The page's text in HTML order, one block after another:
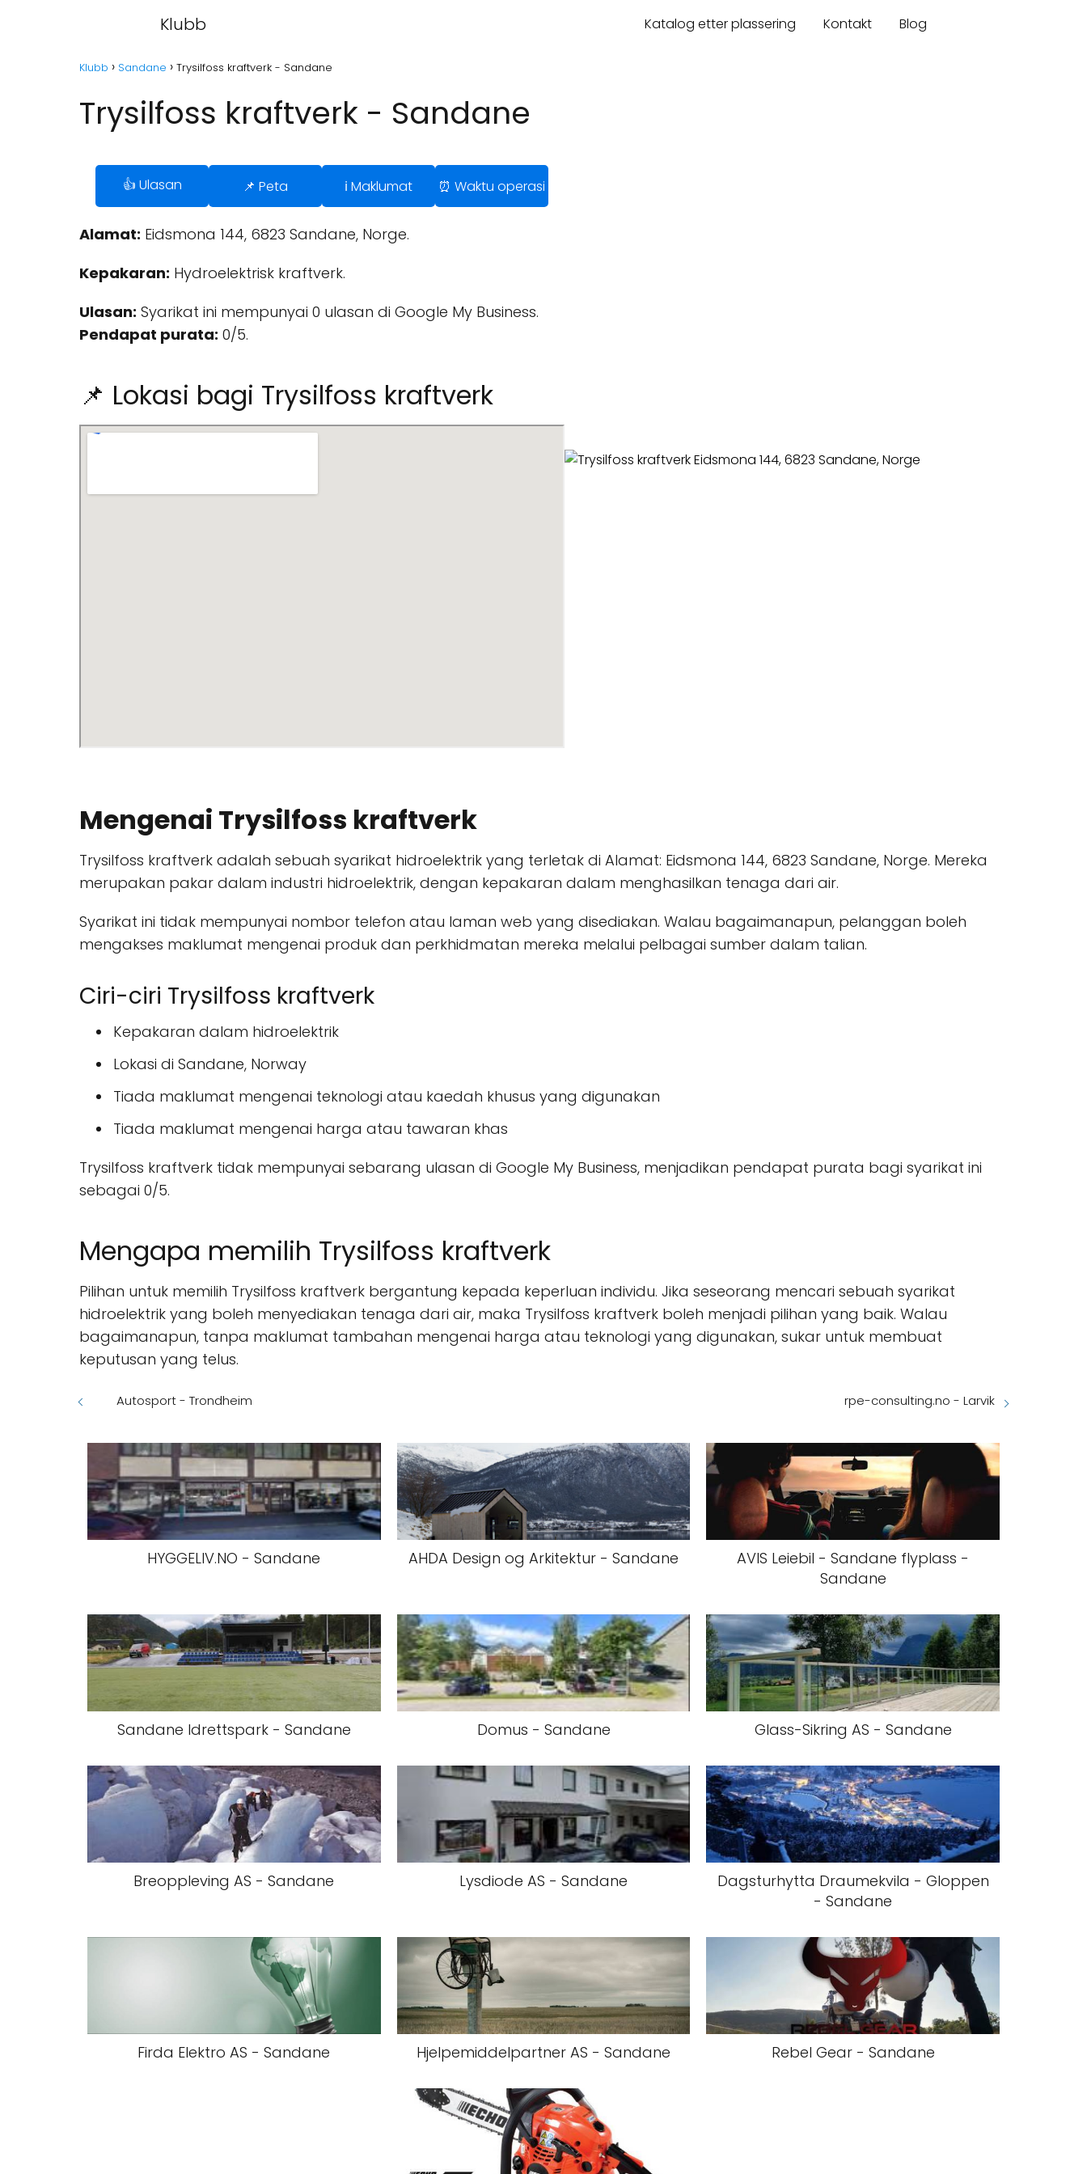
Klubb Katalog etter plassering Kontakt Blog
Klubb Sandane Trysilfoss kraftverk - Sandane
Trysilfoss kraftverk - Sandane
👍 Ulasan 📌 Peta ℹ️ Maklumat ⏰ Waktu operasi
Alamat: Eidsmona 144, 6823 Sandane, Norge.
Kepakaran: Hydroelektrisk kraftverk.
Ulasan: Syarikat ini mempunyai 0 ulasan di Google My Business.
Pendapat purata: 0/5.
📌 Lokasi bagi Trysilfoss kraftverk
Mengenai Trysilfoss kraftverk
Trysilfoss kraftverk adalah sebuah syarikat hidroelektrik yang terletak di Alamat: Eidsmona 144, 6823 Sandane, Norge. Mereka
merupakan pakar dalam industri hidroelektrik, dengan kepakaran dalam menghasilkan tenaga dari air.
Syarikat ini tidak mempunyai nombor telefon atau laman web yang disediakan. Walau bagaimanapun, pelanggan boleh
mengakses maklumat mengenai produk dan perkhidmatan mereka melalui pelbagai sumber dalam talian.
Ciri-ciri Trysilfoss kraftverk
Kepakaran dalam hidroelektrik
Lokasi di Sandane, Norway
Tiada maklumat mengenai teknologi atau kaedah khusus yang digunakan
Tiada maklumat mengenai harga atau tawaran khas
Trysilfoss kraftverk tidak mempunyai sebarang ulasan di Google My Business, menjadikan pendapat purata bagi syarikat ini
sebagai 0/5.
Mengapa memilih Trysilfoss kraftverk
Pilihan untuk memilih Trysilfoss kraftverk bergantung kepada keperluan individu. Jika seseorang mencari sebuah syarikat
hidroelektrik yang boleh menyediakan tenaga dari air, maka Trysilfoss kraftverk boleh menjadi pilihan yang baik. Walau
bagaimanapun, tanpa maklumat tambahan mengenai harga atau teknologi yang digunakan, sukar untuk membuat
keputusan yang telus.
Autosport - Trondheim rpe-consulting.no - Larvik
HYGGELIV.NO - Sandane AHDA Design og Arkitektur - Sandane
AVIS Leiebil - Sandane flyplass -
Sandane
Sandane Idrettspark - Sandane Domus - Sandane Glass-Sikring AS - Sandane
Breoppleving AS - Sandane Lysdiode AS - Sandane
Dagsturhytta Draumekvila - Gloppen
- Sandane
Firda Elektro AS - Sandane Hjelpemiddelpartner AS - Sandane Rebel Gear - Sandane